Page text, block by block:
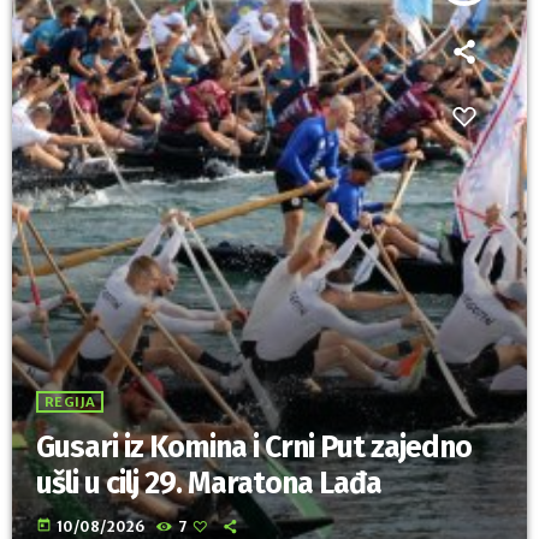
REGIJA
Gusari iz Komina i Crni Put zajedno
ušli u cilj 29. Maratona Lađa
today 10/08/2026 7